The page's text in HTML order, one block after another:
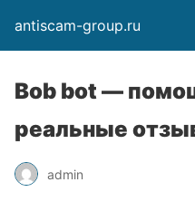
antiscam-group.ru
Bob bot —
реальные
admin